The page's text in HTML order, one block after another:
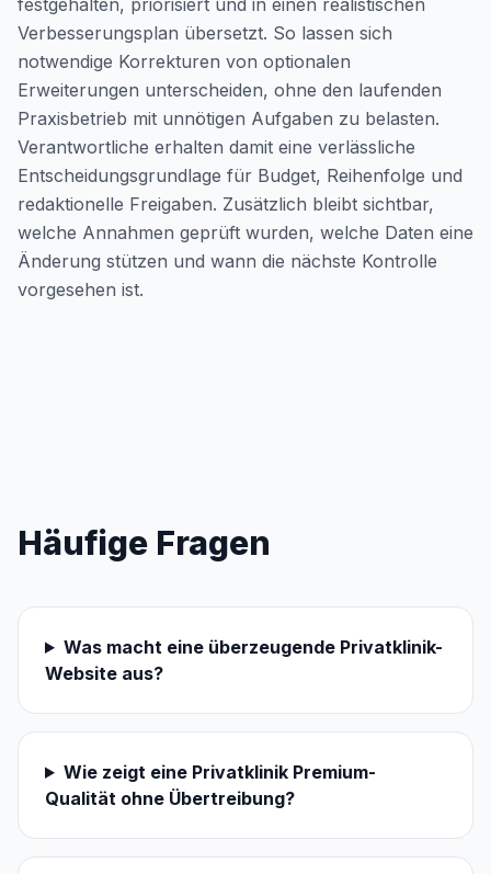
festgehalten, priorisiert und in einen realistischen
Verbesserungsplan übersetzt. So lassen sich
notwendige Korrekturen von optionalen
Erweiterungen unterscheiden, ohne den laufenden
Praxisbetrieb mit unnötigen Aufgaben zu belasten.
Verantwortliche erhalten damit eine verlässliche
Entscheidungsgrundlage für Budget, Reihenfolge und
redaktionelle Freigaben. Zusätzlich bleibt sichtbar,
welche Annahmen geprüft wurden, welche Daten eine
Änderung stützen und wann die nächste Kontrolle
vorgesehen ist.
Häufige Fragen
Was macht eine überzeugende Privatklinik-
Website aus?
Wie zeigt eine Privatklinik Premium-
Qualität ohne Übertreibung?